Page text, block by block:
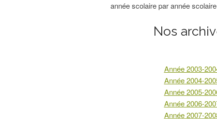
année scolaire par année
Nos
Année 2003-
Année 2004-
Année 2005-
Année 2006-
Année 2007-